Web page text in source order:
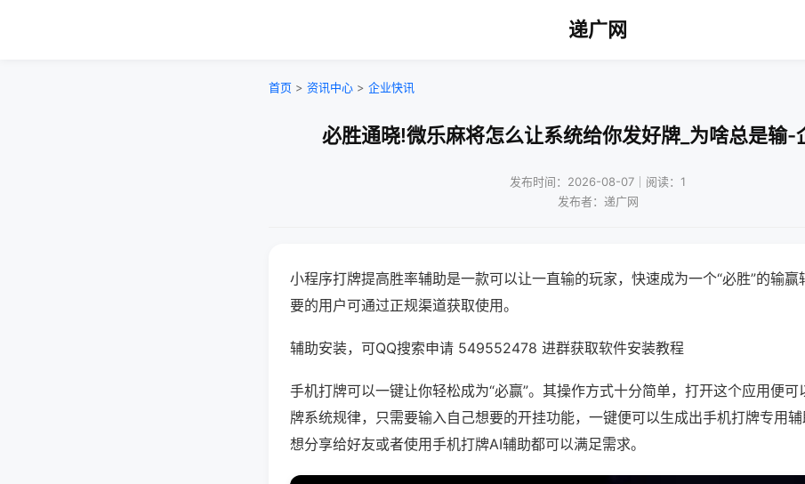
递广网
首页 > 资讯中心 > 企业快讯
必胜通晓!微乐麻将怎么让系统给你发好牌_为啥总是输-
发布时间：2026-08-07｜阅读：1
发布者：递广网
小程序打牌提高胜率辅助是一款可以让一直输的玩家，快速成为一个“必胜”的输赢
要的用户可通过正规渠道获取使用。
辅助安装，可QQ搜索申请 549552478 进群获取软件安装教程
手机打牌可以一键让你轻松成为“必赢”。其操作方式十分简单，打开这个应用便可
牌系统规律，只需要输入自己想要的开挂功能，一键便可以生成出手机打牌专用
想分享给好友或者使用手机打牌AI辅助都可以满足需求。